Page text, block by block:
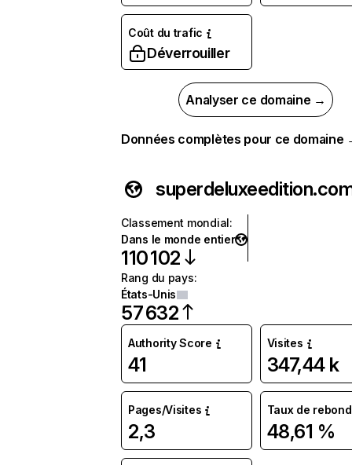
Coût du trafic
Déverrouiller
Analyser ce domaine →
Données complètes pour ce domaine
Classement mondial:
Dans le monde entier
110 102
Rang du pays:
États-Unis
57 632
Authority Score
41
Visites
347,44 k
Pages/Visites
2,3
Taux de rebond
48,61 %